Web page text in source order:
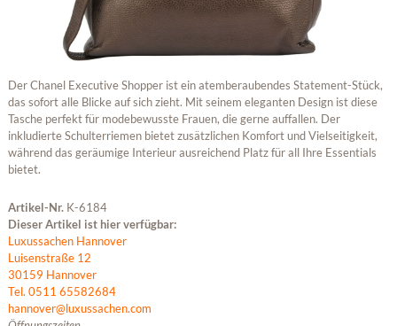
Der Chanel Executive Shopper ist ein atemberaubendes Statement-Stück,
das sofort alle Blicke auf sich zieht. Mit seinem eleganten Design ist diese
Tasche perfekt für modebewusste Frauen, die gerne auffallen. Der
inkludierte Schulterriemen bietet zusätzlichen Komfort und Vielseitigkeit,
während das geräumige Interieur ausreichend Platz für all Ihre Essentials
bietet.
Artikel-Nr. K-6184
Dieser Artikel ist hier verfügbar:
Luxussachen Hannover
Luisenstraße 12
30159 Hannover
Tel. 0511 65582684
hannover@luxussachen.com